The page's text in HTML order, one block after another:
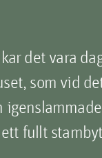
det vara
som vid
fullt